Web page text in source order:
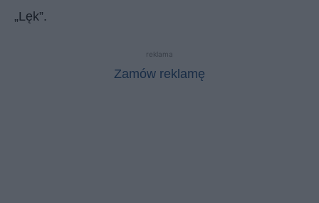
„Lęk”.
reklama
Zamów reklamę